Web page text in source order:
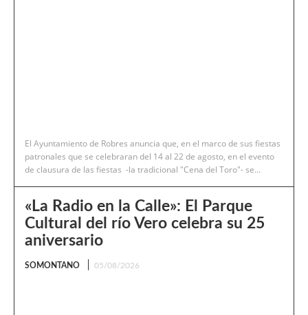
El Ayuntamiento de Robres anuncia que, en el marco de sus fiestas
patronales que se celebraran del 14 al 22 de agosto, en el evento
de clausura de las fiestas -la tradicional "Cena del Toro"- se...
«La Radio en la Calle»: El Parque
Cultural del río Vero celebra su 25
aniversario
SOMONTANO 05/08/2026